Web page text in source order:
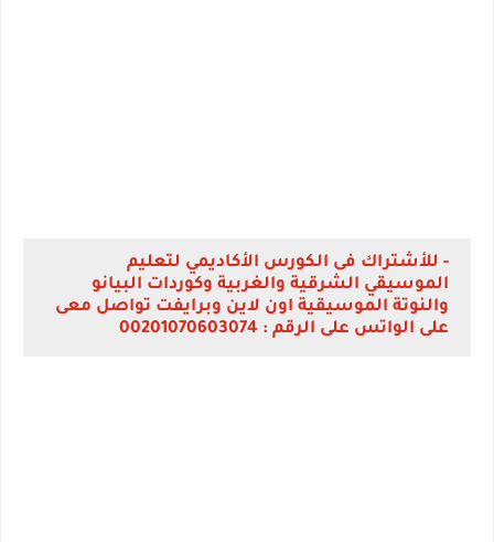
- للأشتراك فى الكورس الأكاديمي لتعليم
الموسيقي الشرقية والغربية وكوردات البيانو
والنوتة الموسيقية اون لاين وبرايفت تواصل معى
على الواتس على الرقم : 00201070603074